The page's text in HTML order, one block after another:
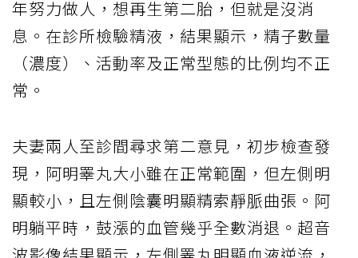
年努力做人，想再生第二胎，但就是沒消
息。在診所檢驗精液，結果顯示，精子數量
（濃度）、活動率及正常型態的比例均不正
常。
夫妻兩人至診間尋求第二意見，初步檢查發
現，阿明睪丸大小雖在正常範圍，但左側明
顯較小，且左側陰囊明顯精索靜脈曲張。阿
明躺平時，鼓漲的血管幾乎全數消退。超音